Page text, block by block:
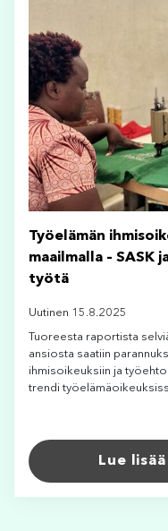
Työelämän
maailmalla –
työtä
Uutinen 15.8.2025
Tuoreesta raportista
ansiosta saatiin
ihmisoikeuksiin ja
trendi
Lue lisää